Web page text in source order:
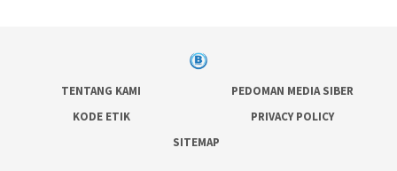
TENTANG KAMI
PEDOMAN MEDIA SIBER
KODE ETIK
PRIVACY POLICY
SITEMAP